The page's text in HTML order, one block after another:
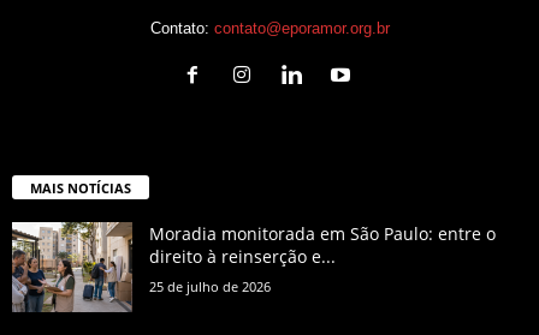
Contato: contato@eporamor.org.br
MAIS NOTÍCIAS
Moradia monitorada em São Paulo: entre o
direito à reinserção e...
25 de julho de 2026